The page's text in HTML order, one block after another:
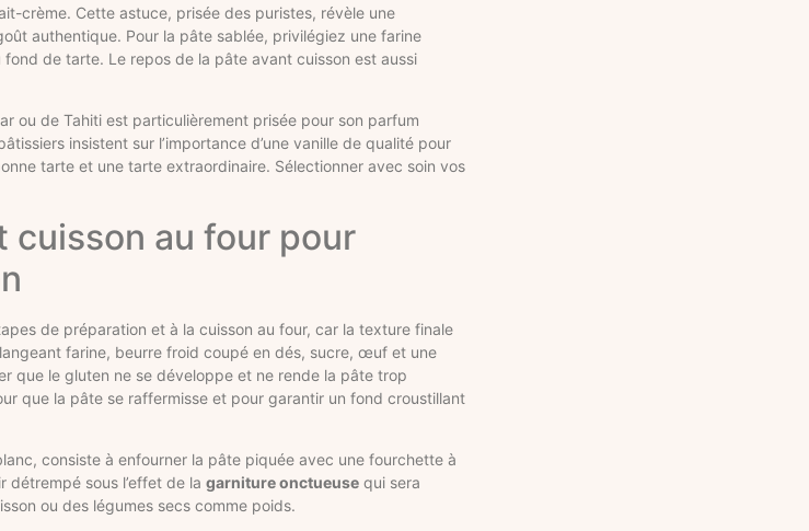
crème. Cette astuce, prisée des puristes, révèle une
authentique. Pour la pâte sablée, privilégiez une farine
de tarte. Le repos de la pâte avant cuisson est aussi
ou de Tahiti est particulièrement prisée pour son parfum
insistent sur l’importance d’une vanille de qualité pour
tarte et une tarte extraordinaire. Sélectionner avec soin vos
cuisson au four pour
de préparation et à la cuisson au four, car la texture finale
farine, beurre froid coupé en dés, sucre, œuf et une
que le gluten ne se développe et ne rende la pâte trop
que la pâte se raffermisse et pour garantir un fond croustillant
consiste à enfourner la pâte piquée avec une fourchette à
sous l’effet de la garniture onctueuse qui sera
ou des légumes secs comme poids.